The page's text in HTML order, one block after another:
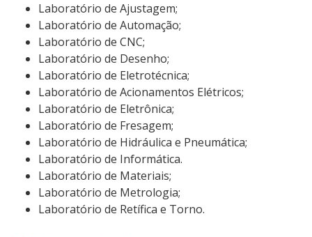
Laboratório de Ajustagem;
Laboratório de Automação;
Laboratório de CNC;
Laboratório de Desenho;
Laboratório de Eletrotécnica;
Laboratório de Acionamentos Elétricos;
Laboratório de Eletrônica;
Laboratório de Fresagem;
Laboratório de Hidráulica e Pneumática;
Laboratório de Informática.
Laboratório de Materiais;
Laboratório de Metrologia;
Laboratório de Retífica e Torno.